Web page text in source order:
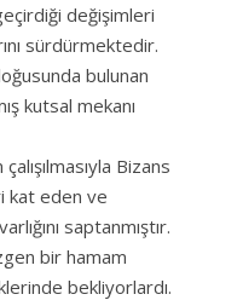
değişimleri
sürdürmektedir.
bulunan
kutsal mekanı
Bizans
kat eden ve
saptanmıştır.
bir hamam
bekliyorlardı.